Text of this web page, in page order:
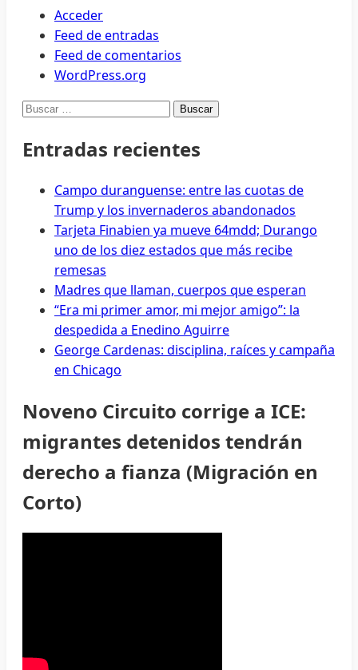
Acceder
Feed de entradas
Feed de comentarios
WordPress.org
Buscar:
Entradas recientes
Campo duranguense: entre las cuotas de
Trump y los invernaderos abandonados
Tarjeta Finabien ya mueve 64mdd; Durango
uno de los diez estados que más recibe
remesas
Madres que llaman, cuerpos que esperan
“Era mi primer amor, mi mejor amigo”: la
despedida a Enedino Aguirre
George Cardenas: disciplina, raíces y campaña
en Chicago
Noveno Circuito corrige a ICE:
migrantes detenidos tendrán
derecho a fianza (Migración en
Corto)